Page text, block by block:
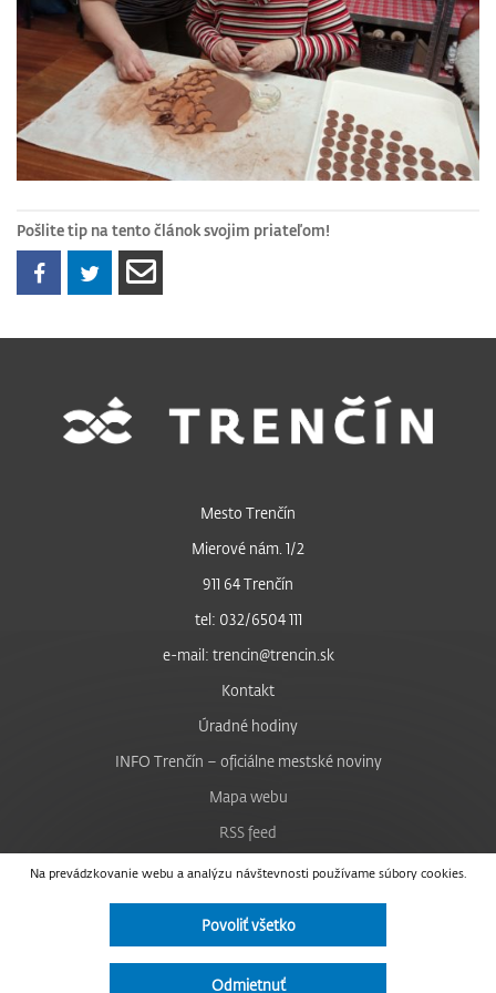
Pošlite tip na tento článok svojim priateľom!
Na prevádzkovanie webu a analýzu návštevnosti používame súbory cookies.
Povoliť všetko
Odmietnuť
Mesto Trenčín
Mierové nám. 1/2
911 64 Trenčín
tel: 032/6504 111
e-mail: trencin@trencin.sk
Kontakt
Úradné hodiny
INFO Trenčín – oficiálne mestské noviny
Mapa webu
RSS feed
Nastavenie cookies
Facebook
Instagram